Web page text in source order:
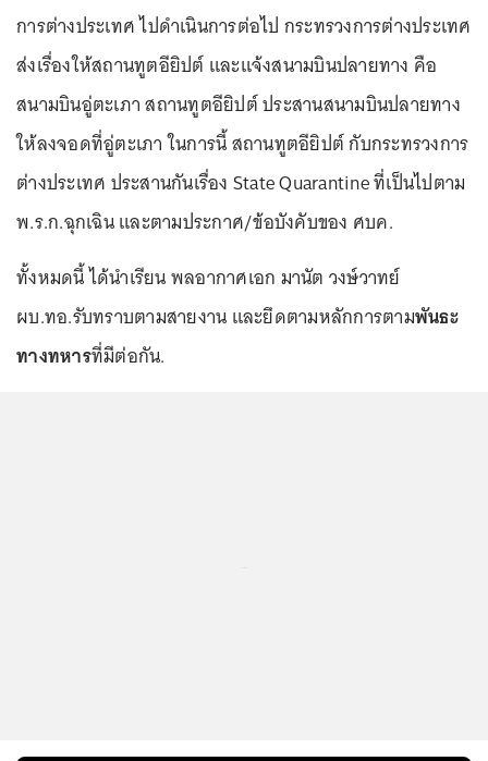
การต่างประเทศ ไปดำเนินการต่อไป กระทรวงการต่างประเทศ
ส่งเรื่องให้สถานทูตอียิปต์ และแจ้งสนามบินปลายทาง คือ
สนามบินอู่ตะเภา สถานทูตอียิปต์ ประสานสนามบินปลายทาง
ให้ลงจอดที่อู่ตะเภา ในการนี้ สถานทูตอียิปต์ กับกระทรวงการ
ต่างประเทศ ประสานกันเรื่อง State Quarantine ที่เป็นไปตาม
พ.ร.ก.ฉุกเฉิน และตามประกาศ/ข้อบังคับของ ศบค.
ทั้งหมดนี้ ได้นำเรียน พลอากาศเอก มานัต วงษ์วาทย์
ผบ.ทอ.รับทราบตามสายงาน และยึดตามหลักการตามพันธะ
ทางทหารที่มีต่อกัน.